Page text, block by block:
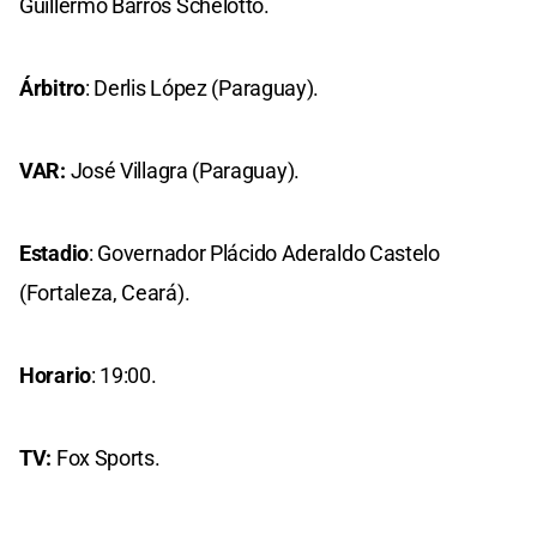
Árbitro: Derlis López (Paraguay).
VAR: José Villagra (Paraguay).
Estadio: Governador Plácido Aderaldo Castelo
(Fortaleza, Ceará).
Horario: 19:00.
TV: Fox Sports.